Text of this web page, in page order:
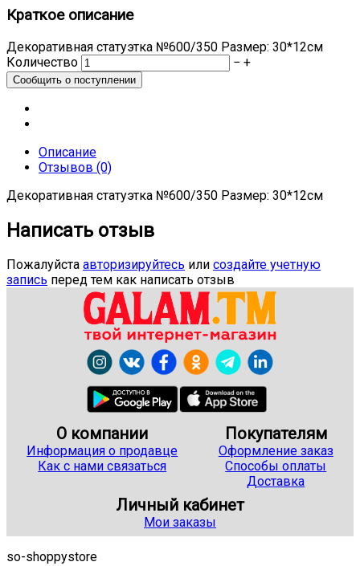
Краткое описание
Декоративная статуэтка №600/350 Размер: 30*12см
Количество
− +
Описание
Отзывов (0)
Декоративная статуэтка №600/350 Размер: 30*12см
Написать отзыв
Пожалуйста авторизируйтесь или создайте учетную
запись перед тем как написать отзыв
О компании
Информация о продавце
Как с нами связаться
Покупателям
Оформление заказ
Способы оплаты
Доставка
Личный кабинет
Мои заказы
so-shoppystore